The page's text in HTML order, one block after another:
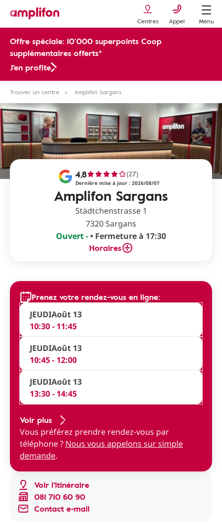
Centres Appel Menu
Offre spéciale: 10’000 superpoints Coop
supplémentaires offerts*
J'en profite
Trouver un centre Amplifon Sargans
Amplifon Sargans
4,8 (27)
Dernière mise à jour : 2026/08/07
Städtchenstrasse 1
7320 Sargans
Ouvert -• Fermeture à 17:30
Horaires
Voir l'itinéraire
081 710 60 90
Contact e-mail
Prenez votre rendez-vous en ligne:
JEUDIAoût 13
10:30 - 11:45
JEUDIAoût 13
10:45 - 12:00
JEUDIAoût 13
13:30 - 14:45
Voir plus
Vous préférez prendre rendez-vous par
téléphone ? Nous vous appelons sur simple
demande.